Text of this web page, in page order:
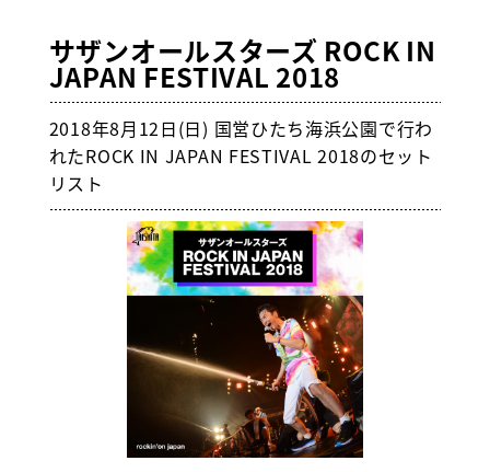
サザンオールスターズ ROCK IN
JAPAN FESTIVAL 2018
2018年8月12日(日) 国営ひたち海浜公園で行わ
れたROCK IN JAPAN FESTIVAL 2018のセット
リスト